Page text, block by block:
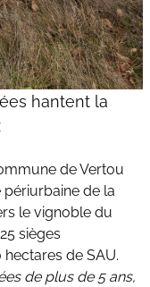
hantent la
de Vertou
de la
le vignoble du
sièges
de SAU.
de plus de 5 ans,